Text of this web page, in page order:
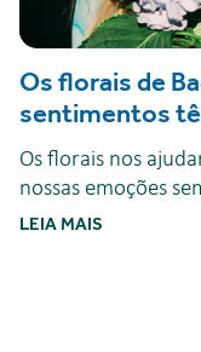
Os florais de
sentimentos
Os florais nos
nossas emoções
LEIA MAIS